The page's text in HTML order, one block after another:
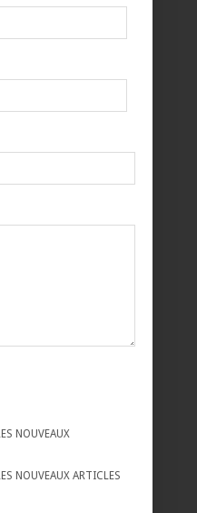
NOUVEAUX
NOUVEAUX ARTICLES